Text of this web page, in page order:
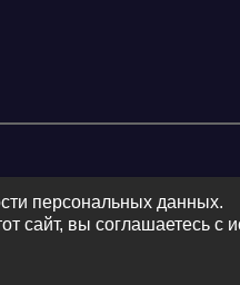
персональных данных.
сайт, вы соглашаетесь с